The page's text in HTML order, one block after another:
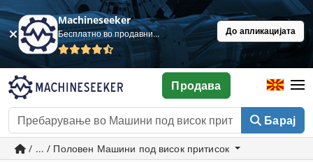
Machineseeker
Бесплатно во продавница До апликацијата
Барај
Продава
/ ... / Половен Машини под висок притисок